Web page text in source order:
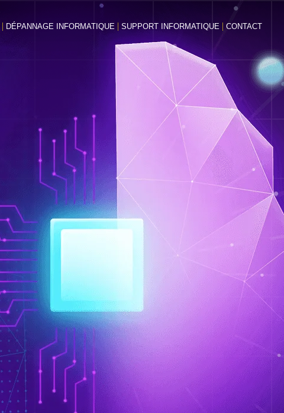
DÉPANNAGE INFORMATIQUE SUPPORT INFORMATIQUE CONTACT